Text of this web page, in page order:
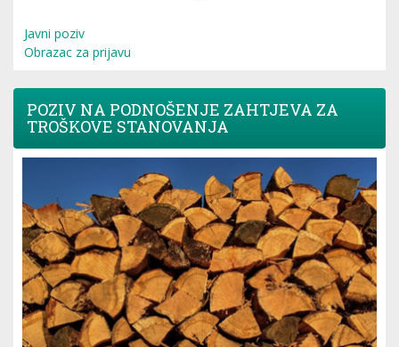
Javni poziv
Obrazac za prijavu
POZIV NA PODNOŠENJE ZAHTJEVA ZA
TROŠKOVE STANOVANJA